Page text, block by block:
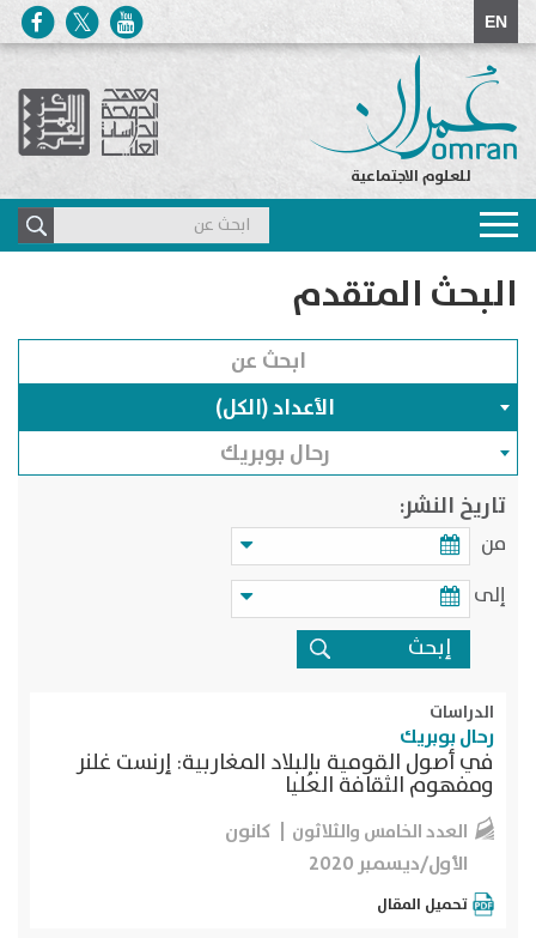
EN
للعلوم الاجتماعية
Toggle
navigation
البحث المتقدم
الأعداد (الكل)
رحال بوبريك
تاريخ النشر:
من
إلى
الدراسات
رحال بوبريك
في أصول القومية بالبلاد المغاربية: إرنست غلنر
ومفهوم الثقافة العُليا
العدد الخامس والثلاثون
كانون
الأول/ديسمبر 2020
تحميل المقال